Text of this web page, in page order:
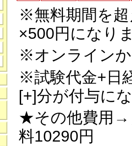
※無料期間を超
×500円になり
※オンライン
※試験代金+日
[+]分が付与に
★その他費用→
料10290円